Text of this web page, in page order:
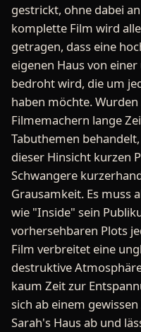
gestrickt, ohne dabei
komplette Film wird
getragen, dass eine
eigenen Haus von
bedroht wird, die um
haben möchte.
Filmemachern lange
Tabuthemen
dieser Hinsicht kurzen
Schwangere
Grausamkeit. Es muss
wie "Inside" sein
vorhersehbaren Plots
Film verbreitet eine
destruktive
kaum Zeit zur
sich ab einem
Sarah's Haus ab und